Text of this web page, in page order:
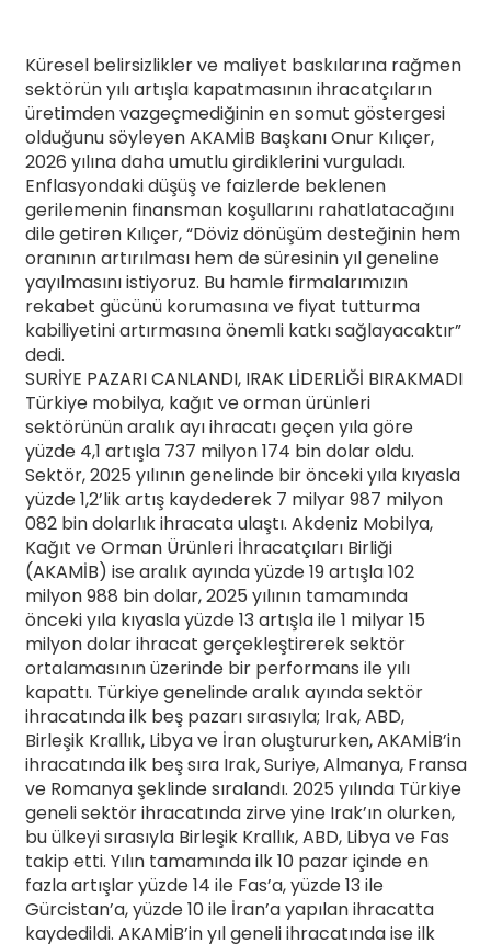
Küresel belirsizlikler ve maliyet baskılarına rağmen
sektörün yılı artışla kapatmasının ihracatçıların
üretimden vazgeçmediğinin en somut göstergesi
olduğunu söyleyen AKAMİB Başkanı Onur Kılıçer,
2026 yılına daha umutlu girdiklerini vurguladı.
Enflasyondaki düşüş ve faizlerde beklenen
gerilemenin finansman koşullarını rahatlatacağını
dile getiren Kılıçer, “Döviz dönüşüm desteğinin hem
oranının artırılması hem de süresinin yıl geneline
yayılmasını istiyoruz. Bu hamle firmalarımızın
rekabet gücünü korumasına ve fiyat tutturma
kabiliyetini artırmasına önemli katkı sağlayacaktır”
dedi.
SURİYE PAZARI CANLANDI, IRAK LİDERLİĞİ BIRAKMADI
Türkiye mobilya, kağıt ve orman ürünleri
sektörünün aralık ayı ihracatı geçen yıla göre
yüzde 4,1 artışla 737 milyon 174 bin dolar oldu.
Sektör, 2025 yılının genelinde bir önceki yıla kıyasla
yüzde 1,2’lik artış kaydederek 7 milyar 987 milyon
082 bin dolarlık ihracata ulaştı. Akdeniz Mobilya,
Kağıt ve Orman Ürünleri İhracatçıları Birliği
(AKAMİB) ise aralık ayında yüzde 19 artışla 102
milyon 988 bin dolar, 2025 yılının tamamında
önceki yıla kıyasla yüzde 13 artışla ile 1 milyar 15
milyon dolar ihracat gerçekleştirerek sektör
ortalamasının üzerinde bir performans ile yılı
kapattı. Türkiye genelinde aralık ayında sektör
ihracatında ilk beş pazarı sırasıyla; Irak, ABD,
Birleşik Krallık, Libya ve İran oluştururken, AKAMİB’in
ihracatında ilk beş sıra Irak, Suriye, Almanya, Fransa
ve Romanya şeklinde sıralandı. 2025 yılında Türkiye
geneli sektör ihracatında zirve yine Irak’ın olurken,
bu ülkeyi sırasıyla Birleşik Krallık, ABD, Libya ve Fas
takip etti. Yılın tamamında ilk 10 pazar içinde en
fazla artışlar yüzde 14 ile Fas’a, yüzde 13 ile
Gürcistan’a, yüzde 10 ile İran’a yapılan ihracatta
kaydedildi. AKAMİB’in yıl geneli ihracatında ise ilk